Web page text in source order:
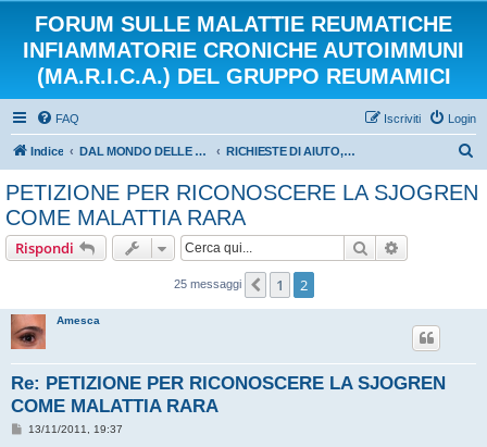
FORUM SULLE MALATTIE REUMATICHE
INFIAMMATORIE CRONICHE AUTOIMMUNI
(MA.R.I.C.A.) DEL GRUPPO REUMAMICI
FAQ Login
Iscriviti
Indice DAL MONDO DELLE ASSOCIAZIONI E DEL VOLONTARIATO RICHIESTE DI AIUTO, RACCOLTE FIRMA, PETIZIONI
r
PETIZIONE PER RICONOSCERE LA SJOGREN
COME MALATTIA RARA
Rispondi Cerca
25 messaggi Precedente
1 2
Amesca
Re: PETIZIONE PER RICONOSCERE LA SJOGREN
COME MALATTIA RARA
M13/11/2011, 19:37